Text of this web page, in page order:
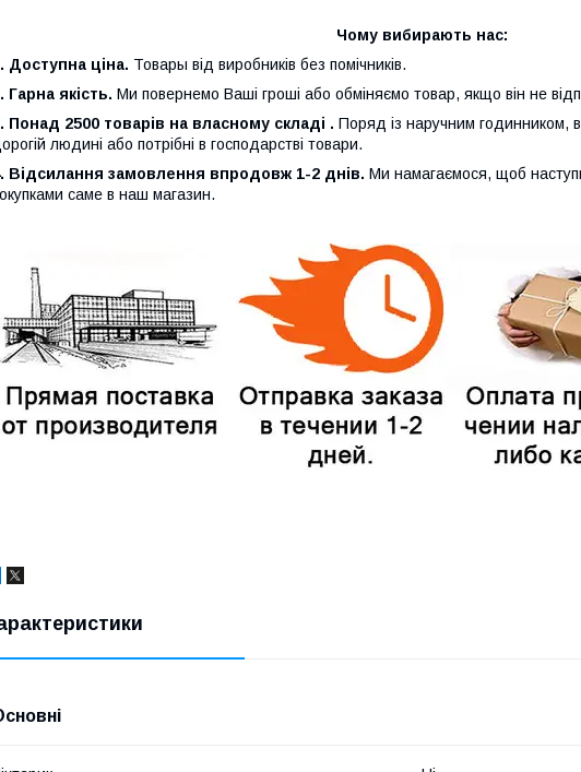
Чому вибирають нас:
Доступна ціна. Товары від виробників без помічників.
Гарна якість. Ми повернемо Ваші гроші або обміняємо товар, якщо він не
. Понад 2500 товарів на власному складі . Поряд із наручним годинником,
людині або потрібні в господарстві товари.
Відсилання замовлення впродовж 1-2 днів. Ми намагаємося, щоб
саме в наш магазин.